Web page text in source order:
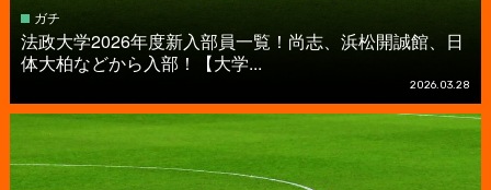
ガチ
法政大学2026年度新入部員一覧！尚志、浜松開誠館、日
体大柏などから入部！【大学...
2026.03.28